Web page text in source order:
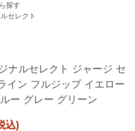
探す
セレクト
ナルセレクト ジャージ セ
イン フルジップ イエロー
ー グレー グリーン
込)